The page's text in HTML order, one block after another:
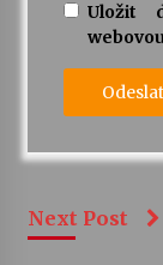
Uložit
Next Post